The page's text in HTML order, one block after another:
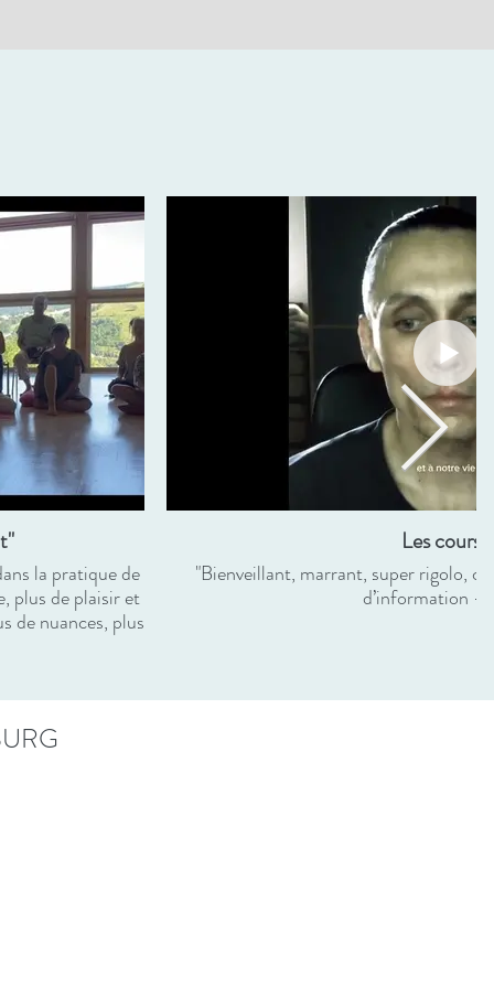
la pratique de
plus de plaisir et
de nuances, plus
Les cours?
"Bienveillant, marrant, super rigolo,
d’information -